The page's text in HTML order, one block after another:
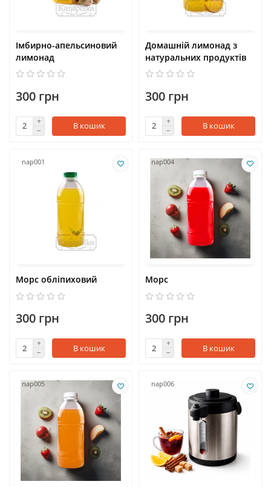
Імбирно-апельсиновий
лимонад
300 грн
В кошик
Домашній лимонад з
натуральних продуктів
300 грн
В кошик
nap001
Морс обліпиховий
300 грн
В кошик
nap004
Морс
300 грн
В кошик
nap005 nap006